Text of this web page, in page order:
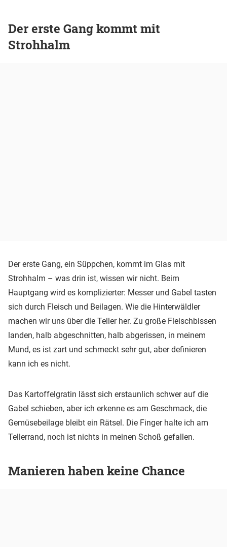
Der erste Gang kommt mit
Strohhalm
Der erste Gang, ein Süppchen, kommt im Glas mit
Strohhalm – was drin ist, wissen wir nicht. Beim
Hauptgang wird es komplizierter: Messer und Gabel tasten
sich durch Fleisch und Beilagen. Wie die Hinterwäldler
machen wir uns über die Teller her. Zu große Fleischbissen
landen, halb abgeschnitten, halb abgerissen, in meinem
Mund, es ist zart und schmeckt sehr gut, aber definieren
kann ich es nicht.
Das Kartoffelgratin lässt sich erstaunlich schwer auf die
Gabel schieben, aber ich erkenne es am Geschmack, die
Gemüsebeilage bleibt ein Rätsel. Die Finger halte ich am
Tellerrand, noch ist nichts in meinen Schoß gefallen.
Manieren haben keine Chance